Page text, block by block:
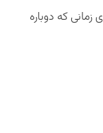
زمانی که دوباره